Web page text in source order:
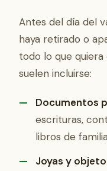
Antes del día del
haya retirado o
todo lo que
suelen incluirse:
Documentos
escrituras,
libros de
Joyas y